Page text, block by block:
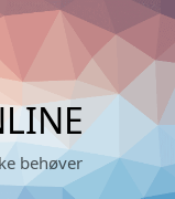
behøver